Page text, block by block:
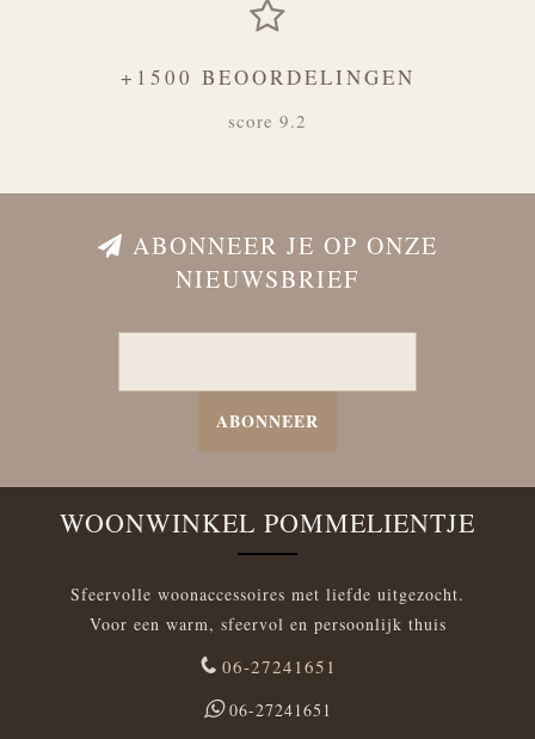
+1500 BEOORDELINGEN
score 9.2
ABONNEER JE OP ONZE
NIEUWSBRIEF
ABONNEER
WOONWINKEL POMMELIENTJE
Sfeervolle woonaccessoires met liefde uitgezocht.
Voor een warm, sfeervol en persoonlijk thuis
06-27241651
06-27241651